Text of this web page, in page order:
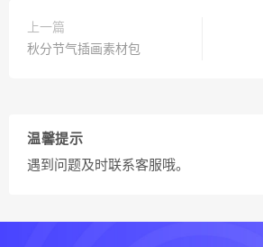
上一篇
秋分节气插画素材包
温馨提示
遇到问题及时联系客服哦。